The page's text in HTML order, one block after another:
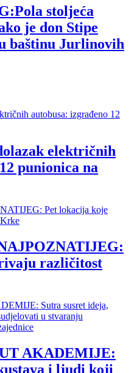
stoljeća
je don Stipe
baštinu Jurlinovih
električnih
punionica na
različitost
AKADEMIJE:
i ljudi koji